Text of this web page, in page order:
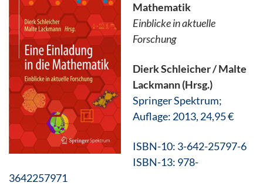
Mathematik
Einblicke in aktuelle
Forschung
Dierk Schleicher / Malte
Lackmann (Hrsg.)
Springer Spektrum;
Auflage: 2013, 24,95 €
ISBN-10: 3-642-25797-6
ISBN-13: 978-
3642257971